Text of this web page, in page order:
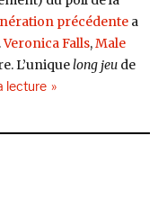
précédentea
Veronica Falls,Male
L’uniquelong jeu de
lecturede « Primitive Parts,